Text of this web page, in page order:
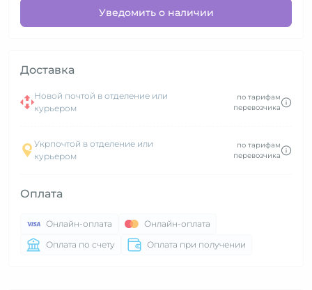
Уведомить о наличии
Доставка
Новой почтой в отделение или
курьером
по тарифам
перевозчика
Укрпочтой в отделение или
курьером
по тарифам
перевозчика
Оплата
Онлайн-оплата
Онлайн-оплата
Оплата по счету
Оплата при получении